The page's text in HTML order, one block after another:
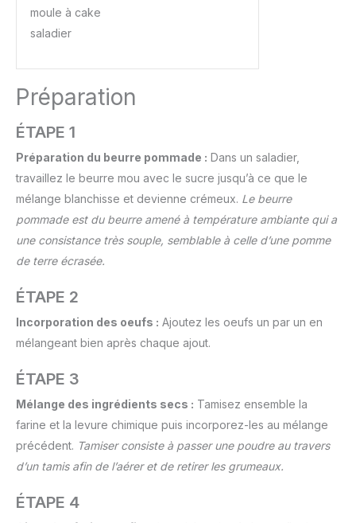
moule à cake
saladier
Préparation
ÉTAPE 1
Préparation du beurre pommade : Dans un saladier,
travaillez le beurre mou avec le sucre jusqu’à ce que le
mélange blanchisse et devienne crémeux. Le beurre
pommade est du beurre amené à température ambiante qui a
une consistance très souple, semblable à celle d’une pomme
de terre écrasée.
ÉTAPE 2
Incorporation des oeufs : Ajoutez les oeufs un par un en
mélangeant bien après chaque ajout.
ÉTAPE 3
Mélange des ingrédients secs : Tamisez ensemble la
farine et la levure chimique puis incorporez-les au mélange
précédent. Tamiser consiste à passer une poudre au travers
d’un tamis afin de l’aérer et de retirer les grumeaux.
ÉTAPE 4